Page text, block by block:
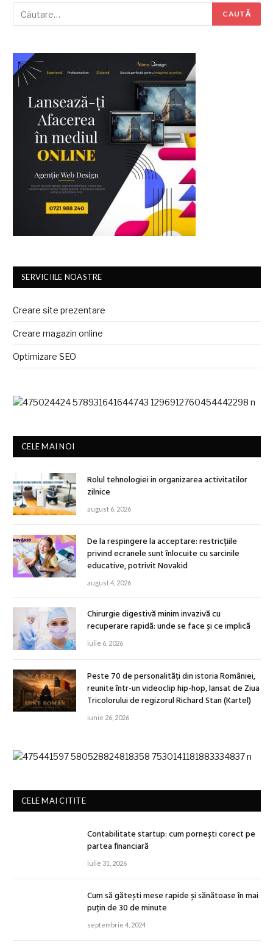
SERVICIILE NOASTRE
Creare site prezentare
Creare magazin online
Optimizare SEO
CELE MAI NOI
Rolul tehnologiei in organizarea activitatilor
zilnice
august 6, 2026
De la respingere la acceptare: restricțiile
privind ecranele sunt înlocuite cu sarcinile
educative, potrivit Novakid
august 4, 2026
Chirurgie digestivă minim invazivă cu
recuperare rapidă: unde se face și ce implică
iulie 6, 2026
Peste 70 de personalități din istoria României,
reunite într-un videoclip hip-hop, lansat de Ziua
Tricolorului de regizorul Richard Stan (Kartel)
iunie 26, 2026
CELE MAI CITITE
Contabilitate startup: cum pornești corect pe
partea financiară
iulie 31, 2026
Cum să gătești mese rapide și sănătoase în mai
puțin de 30 de minute
septembrie 4, 2024